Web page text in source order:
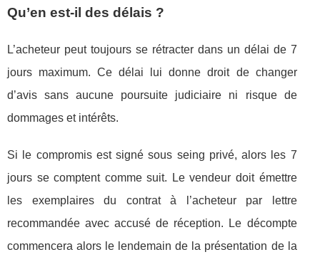
Qu’en est-il des délais ?
L’acheteur peut toujours se rétracter dans un délai de 7
jours maximum. Ce délai lui donne droit de changer
d’avis sans aucune poursuite judiciaire ni risque de
dommages et intérêts.
Si le compromis est signé sous seing privé, alors les 7
jours se comptent comme suit. Le vendeur doit émettre
les exemplaires du contrat à l’acheteur par lettre
recommandée avec accusé de réception. Le décompte
commencera alors le lendemain de la présentation de la